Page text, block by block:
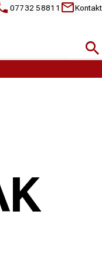
07732 58811 Kontakt